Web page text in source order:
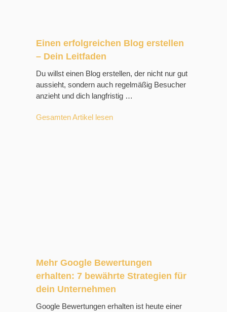
Einen erfolgreichen Blog erstellen
– Dein Leitfaden
Du willst einen Blog erstellen, der nicht nur gut
aussieht, sondern auch regelmäßig Besucher
anzieht und dich langfristig …
Gesamten Artikel lesen
Mehr Google Bewertungen
erhalten: 7 bewährte Strategien für
dein Unternehmen
Google Bewertungen erhalten ist heute einer